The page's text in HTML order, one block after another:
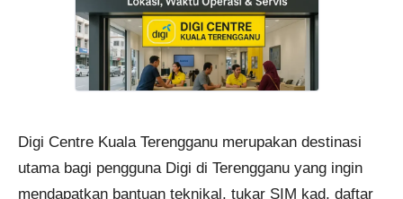
Digi Centre Kuala Terengganu merupakan destinasi
utama bagi pengguna Digi di Terengganu yang ingin
mendapatkan bantuan teknikal, tukar SIM kad, daftar